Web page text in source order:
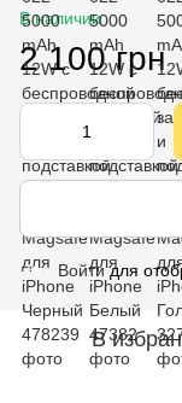
В наличии
2 100 грн
% Войтидля
В